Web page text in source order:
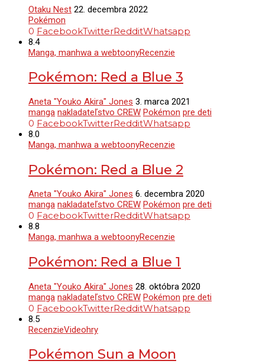
Otaku Nest 22. decembra 2022
Pokémon
0 FacebookTwitterRedditWhatsapp
8.4
Manga, manhwa a webtoonyRecenzie
Pokémon: Red a Blue 3
Aneta "Youko Akira" Jones 3. marca 2021
manga nakladateľstvo CREW Pokémon pre deti
0 FacebookTwitterRedditWhatsapp
8.0
Manga, manhwa a webtoonyRecenzie
Pokémon: Red a Blue 2
Aneta "Youko Akira" Jones 6. decembra 2020
manga nakladateľstvo CREW Pokémon pre deti
0 FacebookTwitterRedditWhatsapp
8.8
Manga, manhwa a webtoonyRecenzie
Pokémon: Red a Blue 1
Aneta "Youko Akira" Jones 28. októbra 2020
manga nakladateľstvo CREW Pokémon pre deti
0 FacebookTwitterRedditWhatsapp
8.5
RecenzieVideohry
Pokémon Sun a Moon